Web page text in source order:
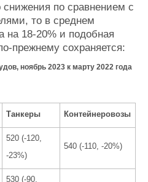
снижения по сравнением с
то в среднем
на 18-20% и подобная
прежнему сохраняется:
ноябрь 2023 к марту 2022 года
Танкеры Контейнеровозы
520 (-120,
-23%)
540 (-110, -20%)
530 (-90,